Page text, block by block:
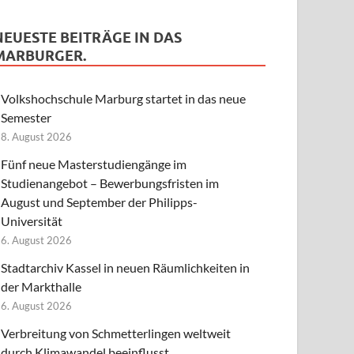
BEITRÄGE IN DAS
Volkshochschule Marburg startet in das neue
Semester
8. August 2026
Fünf neue Masterstudiengänge im
Studienangebot – Bewerbungsfristen im
August und September der Philipps-
Universität
6. August 2026
Stadtarchiv Kassel in neuen Räumlichkeiten in
der Markthalle
6. August 2026
Verbreitung von Schmetterlingen weltweit